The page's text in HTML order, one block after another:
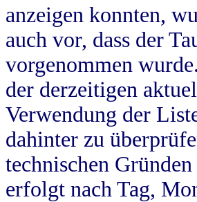
anzeigen konnten,
auch vor, dass der
vorgenommen
der derzeitigen
Verwendung der
dahinter zu
technischen
erfolgt nach Tag,